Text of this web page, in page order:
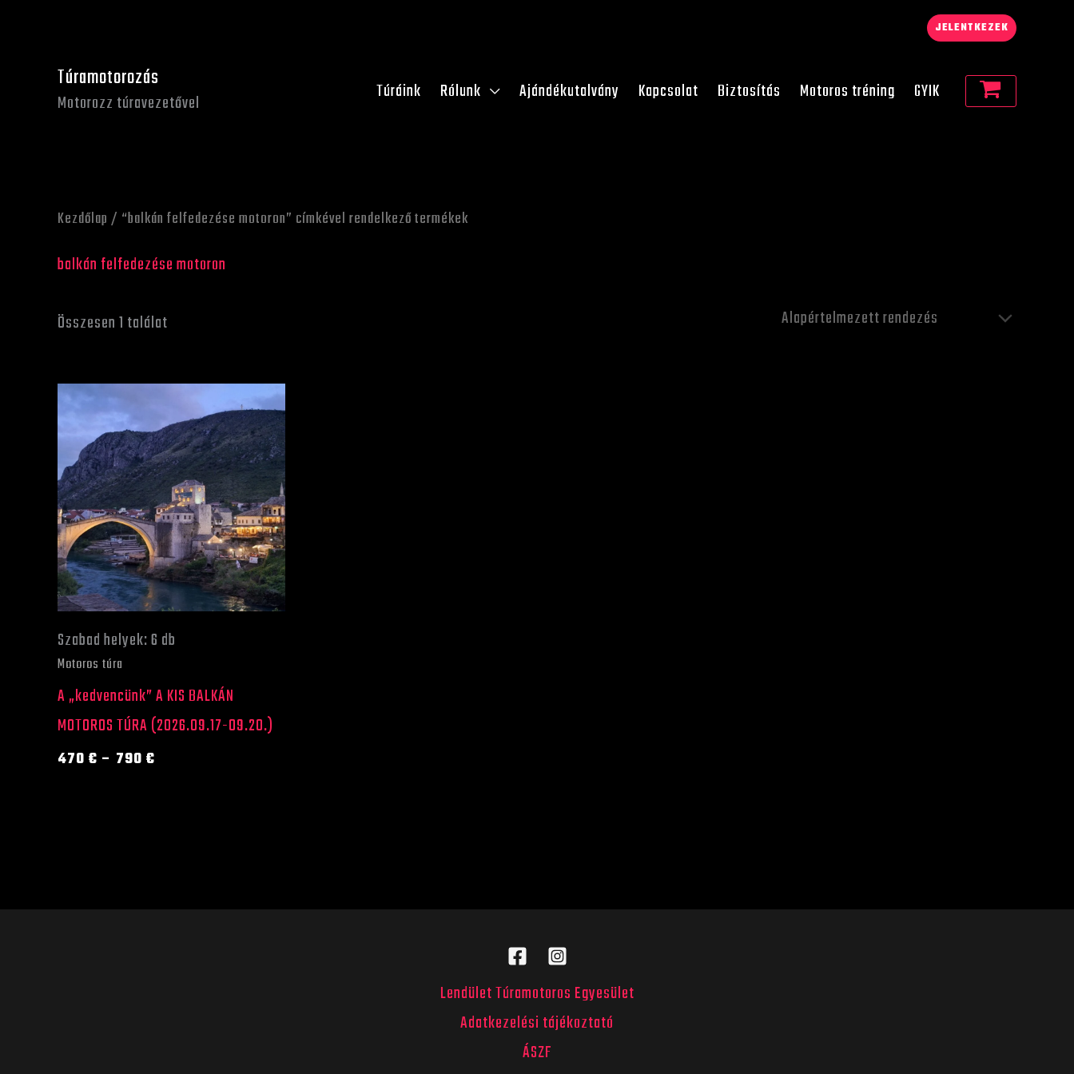
JELENTKEZEK
Túramotorozás
Motorozz túravezetővel Túráink Rólunk Ajándékutalvány Kapcsolat Biztosítás Motoros tréning GYIK
Kezdőlap / “balkán felfedezése motoron” címkével rendelkező termékek
balkán felfedezése motoron
Összesen 1 találat
Szabad helyek: 6 db
Motoros túra
A „kedvencünk” A KIS BALKÁN
MOTOROS TÚRA (2026.09.17-09.20.)
470 € – 790 €
470 €
-
790 €
Ennek
terméknek
több
variációja
van.
A
változatok
a
termékoldalon
választhatók
ki
Lendület Túramotoros Egyesület
Adatkezelési tájékoztató
ÁSZF